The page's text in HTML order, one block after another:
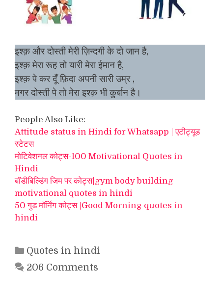
इश्क़ और दोस्ती मेरी ज़िन्दगी के दो जान है,
इश्क़ मेरा रूह तो यारी मेरा ईमान है,
इश्क़ पे कर दूँ फ़िदा अपनी सारी उम्र ,
मगर दोस्ती पे तो मेरा इश्क़ भी कुर्बान है।
People Also Like:
Attitude status in Hindi for Whatsapp | एटीट्यूड
स्टेटस
मोटिवेशनल कोट्स-100 Motivational Quotes in
Hindi
बॉडीबिल्डिंग जिम पर कोट्स|gym body building
motivational quotes in hindi
50 गुड मॉर्निंग कोट्स |Good Morning quotes in
hindi
Categories
Quotes in hindi
206 Comments